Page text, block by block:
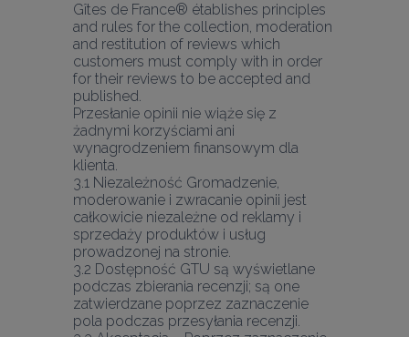
Gîtes de France® établishes principles
and rules for the collection, moderation
and restitution of reviews which
customers must comply with in order
for their reviews to be accepted and
published.
Przesłanie opinii nie wiąże się z
żadnymi korzyściami ani
wynagrodzeniem finansowym dla
klienta.
3.1 Niezależność Gromadzenie,
moderowanie i zwracanie opinii jest
całkowicie niezależne od reklamy i
sprzedaży produktów i usług
prowadzonej na stronie.
3.2 Dostępność GTU są wyświetlane
podczas zbierania recenzji; są one
zatwierdzane poprzez zaznaczenie
pola podczas przesyłania recenzji.